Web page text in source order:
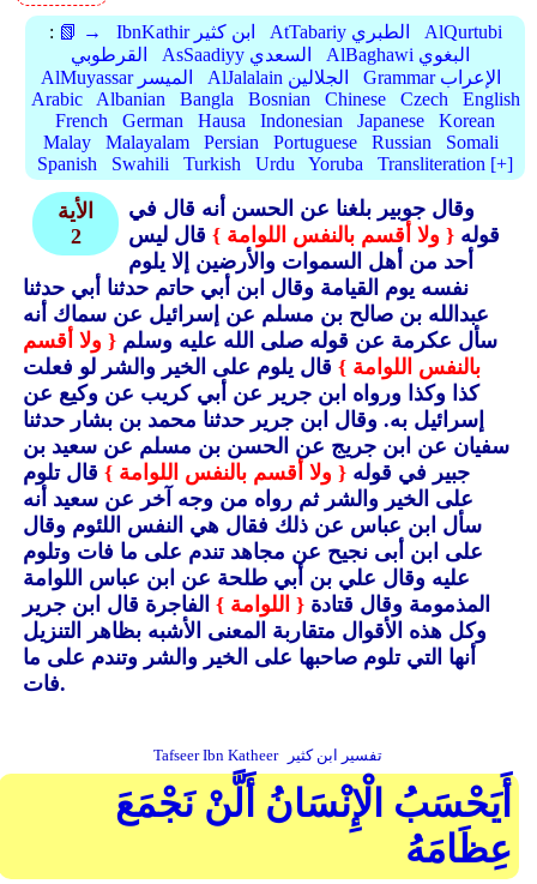
: 📗 → IbnKathir ابن كثير AtTabariy الطبري
AlQurtubi
القرطوبي
AsSaadiyy السعدي
AlBaghawi البغوي
AlMuyassar الميسر
AlJalalain الجلالين
Grammar الإعراب
Arabic
Albanian Bangla Bosnian Chinese Czech
English
French
German Hausa Indonesian Japanese
Korean
Malay
Malayalam Persian Portuguese Russian
Somali
Spanish
Swahili Turkish Urdu Yoruba Transliteration [+]
الأية
2
وقال جوبير بلغنا عن الحسن أنه قال في
قوله { ولا أقسم بالنفس اللوامة }قال ليس
أحد من أهل السموات والأرضين إلا يلوم
نفسه يوم القيامة وقال ابن أبي حاتم حدثنا أبي حدثنا
عبدالله بن صالح بن مسلم عن إسرائيل عن سماك أنه
سأل عكرمة عن قوله صلى الله عليه وسلم { ولا أقسم
بالنفس اللوامة }قال يلوم على الخير والشر لو فعلت
كذا وكذا ورواه ابن جرير عن أبي كريب عن وكيع عن
إسرائيل به.وقال ابن جرير حدثنا محمد بن بشار حدثنا
سفيان عن ابن جريج عن الحسن بن مسلم عن سعيد بن
جبير في قوله { ولا أقسم بالنفس اللوامة }قال تلوم
على الخير والشر ثم رواه من وجه آخر عن سعيد أنه
سأل ابن عباس عن ذلك فقال هي النفس اللئوم وقال
على ابن أبى نجيح عن مجاهد تندم على ما فات وتلوم
عليه وقال علي بن أبي طلحة عن ابن عباس اللوامة
المذمومة وقال قتادة { اللوامة }الفاجرة قال ابن جرير
وكل هذه الأقوال متقاربة المعنى الأشبه بظاهر التنزيل
أنها التي تلوم صاحبها على الخير والشر وتندم على ما
فات.
Tafseer Ibn Katheer تفسير ابن كثير
أَيَحْسَبُ الْإِنْسَانُ أَلَّنْ نَجْمَعَ
عِظَامَهُ